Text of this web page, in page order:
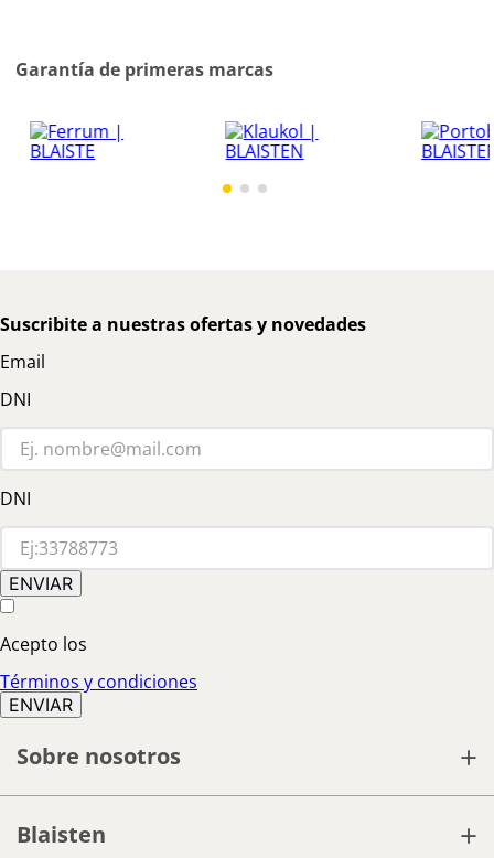
Garantía de primeras marcas
Suscribite a nuestras ofertas y novedades
Email
DNI
DNI
Acepto los
Términos y condiciones
Sobre nosotros +
Blaisten +